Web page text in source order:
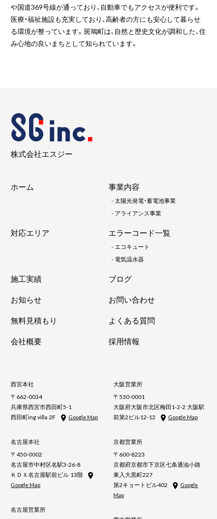
や国道369号線が通っており、自動車でもアクセスが便利です。
医療・福祉施設も充実しており、高齢者の方にも安心して暮らせ
る環境が整っています。斑鳩町は、自然と歴史文化が調和した、住
み心地の良いまちとして知られています。
株式会社エスジー
ホーム 事業内容
-太陽光発電・蓄電池事業
- アライアンス事業
対応エリア エラーコード一覧
-エコキュート
- 電気温水器
施工実績
ブログ
お知らせ
お問い合わせ
無料見積もり
よくある質問
会社概要
採用情報
西宮本社
〒662-0034
兵庫県西宮市西田町5-1
西田町ing villa 2F
Google Map
名古屋本社
〒450-0002
名古屋市中村区名駅3-26-8
ＫＤＸ名古屋駅前ビル 13階
Google Map
名古屋営業所
大阪営業所
〒530-0001
大阪府大阪市北区梅田1-2-2 大阪駅
前第2ビル12-12
Google Map
京都営業所
〒600-8223
京都府京都市下京区七条通油小路
東入大黒町227
第2キョートビル402
Google
Map